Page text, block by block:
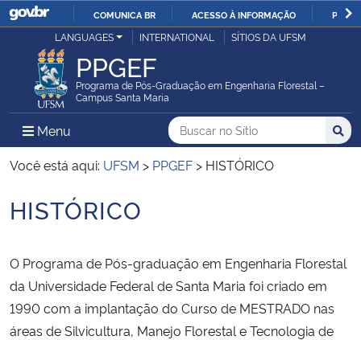
IR
O
COMUNICA BR ACESSO À INFORMAÇÃO
Ministério da Justiça e Segurança Pública
Ministério da Defesa
Ministério das Relações Exteriores
Ministério da Economia
Ministério da Agricultura, Pecuária e Abastecimento
Ministério da Educação
LANGUAGES INTERNATIONAL SÍTIOS DA UFSM
PPGEF
Programa de Pós-Graduação em Engenharia Florestal –
Campus Santa Maria
Menu Menu Principal do Sítio
Busca
Buscar no no Sítio
Busca:
Você está aqui: UFSM > PPGEF > HISTÓRICO
Início do conteúdo
HISTÓRICO
O Programa de Pós-graduação em Engenharia Florestal
da Universidade Federal de Santa Maria foi criado em
1990 com a implantação do Curso de MESTRADO nas
áreas de Silvicultura, Manejo Florestal e Tecnologia de